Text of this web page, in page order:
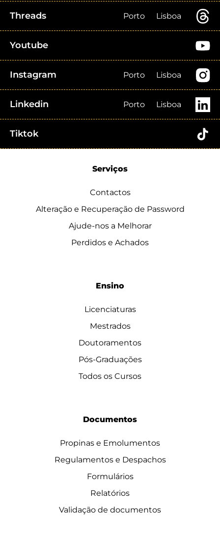
Threads Porto Lisboa
Youtube
Instagram Porto Lisboa
Linkedin Porto Lisboa
Tiktok
Serviços
Contactos
Alteração e Recuperação de Password
Ajude-nos a Melhorar
Perdidos e Achados
Ensino
Licenciaturas
Mestrados
Doutoramentos
Pós-Graduações
Todos os Cursos
Documentos
Propinas e Emolumentos
Regulamentos e Despachos
Formulários
Relatórios
Validação de documentos